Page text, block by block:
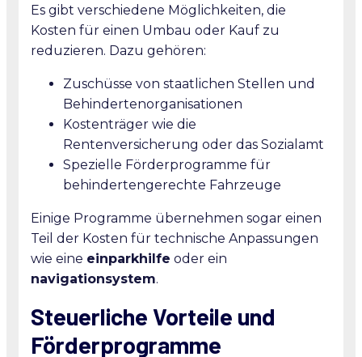
Es gibt verschiedene Möglichkeiten, die
Kosten für einen Umbau oder Kauf zu
reduzieren. Dazu gehören:
Zuschüsse von staatlichen Stellen und
Behindertenorganisationen
Kostenträger wie die
Rentenversicherung oder das Sozialamt
Spezielle Förderprogramme für
behindertengerechte Fahrzeuge
Einige Programme übernehmen sogar einen
Teil der Kosten für technische Anpassungen
wie eine einparkhilfe oder ein
navigationsystem.
Steuerliche Vorteile und
Förderprogramme